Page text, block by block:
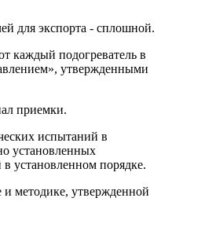
для экспорта - сплошной.
каждый подогреватель в
утвержденными
приемки.
испытаний в
установленных
установленном порядке.
и методике, утвержденной